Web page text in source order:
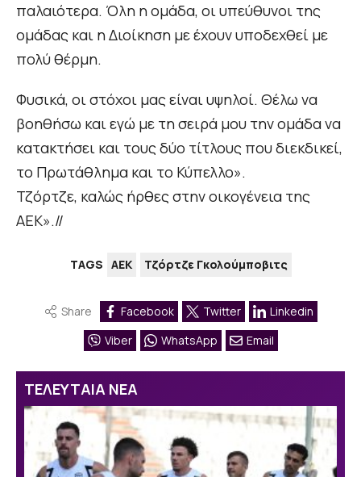
παλαιότερα. Όλη η ομάδα, οι υπεύθυνοι της
ομάδας και η Διοίκηση με έχουν υποδεχθεί με
πολύ θέρμη.
Φυσικά, οι στόχοι μας είναι υψηλοί. Θέλω να
βοηθήσω και εγώ με τη σειρά μου την ομάδα να
κατακτήσει και τους δύο τίτλους που διεκδικεί,
το Πρωτάθλημα και το Κύπελλο».
Τζόρτζε, καλώς ήρθες στην οικογένεια της
ΑΕΚ».//
TAGS ΑΕΚ Τζόρτζε Γκολούμποβιτς
Share Facebook Twitter
Linkedin
Viber
WhatsApp Email
ΤΕΛΕΥΤΑΙΑ ΝΕΑ